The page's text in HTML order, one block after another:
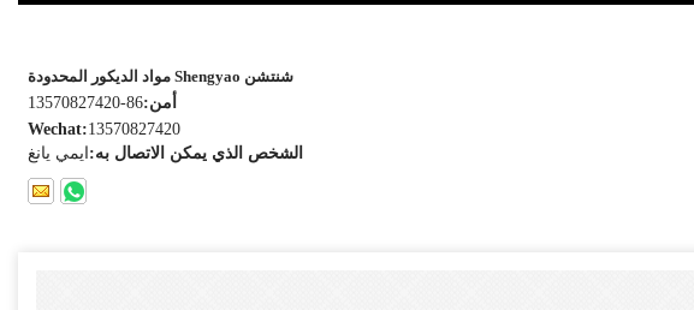
شنتشن Shengyao مواد الديكور المحدودة
أمن:86-13570827420
Wechat:13570827420
الشخص الذي يمكن الاتصال به: ايمي يانغ